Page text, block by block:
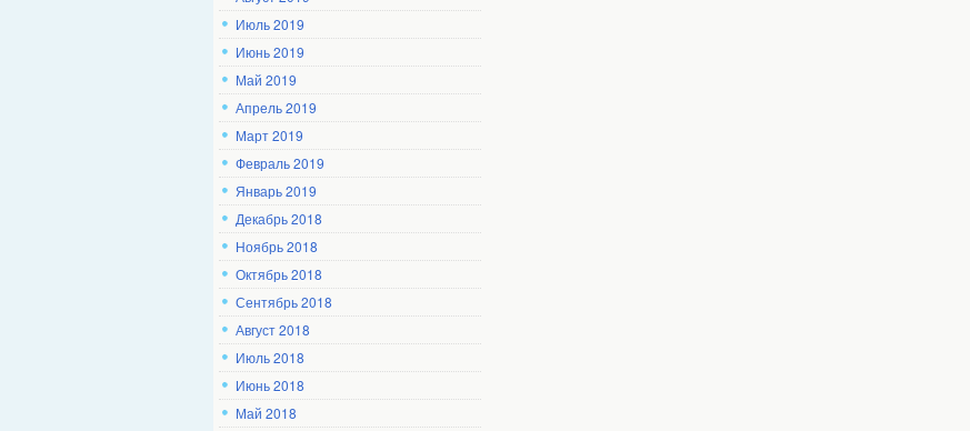
Июль 2019
Июнь 2019
Май 2019
Апрель 2019
Март 2019
Февраль 2019
Январь 2019
Декабрь 2018
Ноябрь 2018
Октябрь 2018
Сентябрь 2018
Август 2018
Июль 2018
Июнь 2018
Май 2018